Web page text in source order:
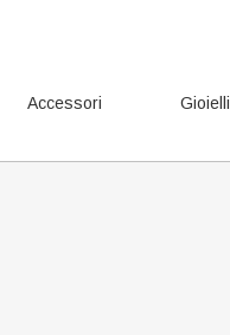
Accessori Gioielli